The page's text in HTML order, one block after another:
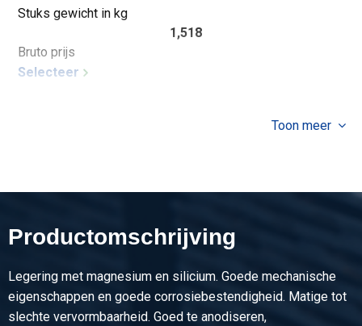
Stuks gewicht in kg
1,518
Bruto prijs
Selecteer
Toon meer
Productomschrijving
Legering met magnesium en silicium. Goede mechanische
eigenschappen en goede corrosiebestendigheid. Matige tot
slechte vervormbaarheid. Goed te anodiseren,